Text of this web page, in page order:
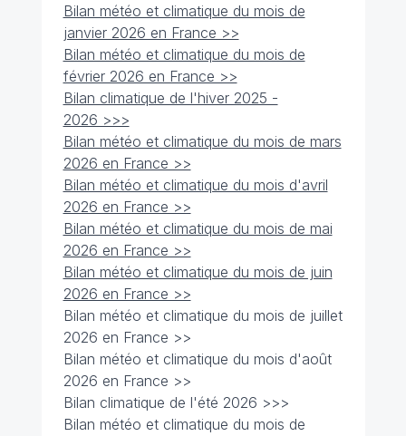
Bilan météo et climatique du mois de
janvier 2026 en France >>
Bilan météo et climatique du mois de
février 2026 en France >>
Bilan climatique de l'hiver 2025 -
2026 >>>
Bilan météo et climatique du mois de mars
2026 en France >>
Bilan météo et climatique du mois d'avril
2026 en France >>
Bilan météo et climatique du mois de mai
2026 en France >>
Bilan météo et climatique du mois de juin
2026 en France >>
Bilan météo et climatique du mois de juillet
2026 en France >>
Bilan météo et climatique du mois d'août
2026 en France >>
Bilan climatique de l'été 2026 >>>
Bilan météo et climatique du mois de